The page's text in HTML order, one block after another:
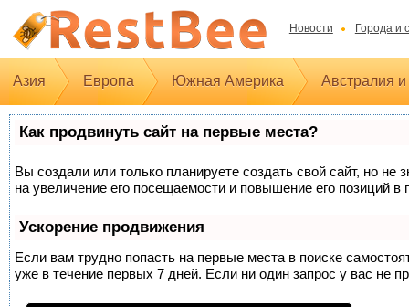
Новости Города и
Азия Европа Южная Америка Австралия
Как продвинуть сайт на первые места?
Вы создали или только планируете создать свой сайт, но
на увеличение его посещаемости и повышение его позиций в
Ускорение продвижения
Если вам трудно попасть на первые места в поиске
уже в течение первых 7 дней. Если ни один запрос у вас не